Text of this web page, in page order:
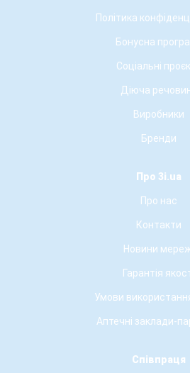
Політика
Бонусна
Соціальні
Діюча
Виробники
Бренди
Про 3i.ua
Про нас
Контакти
Новини
Гарантія
Умови
Аптечні заклади-
Співпраця